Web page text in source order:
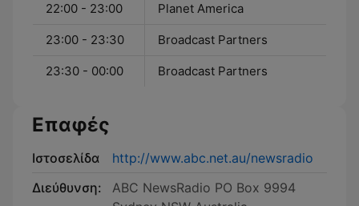
22:00 - 23:00 Planet America
23:00 - 23:30 Broadcast Partners
23:30 - 00:00 Broadcast Partners
Επαφές
Ιστοσελίδα
http://www.abc.net.au/newsradio
Διεύθυνση:
ABC NewsRadio PO Box 9994